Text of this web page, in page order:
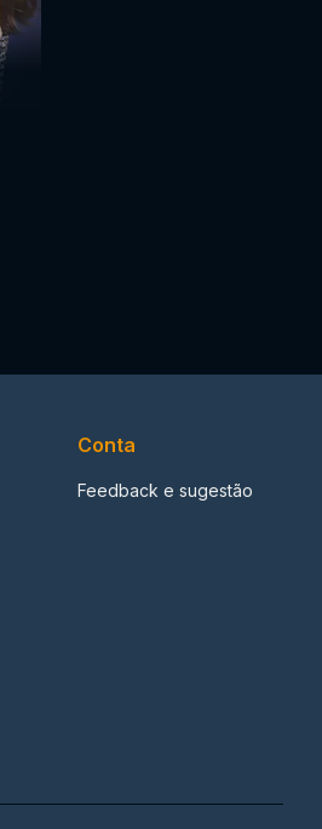
Conta
Feedback e sugestão